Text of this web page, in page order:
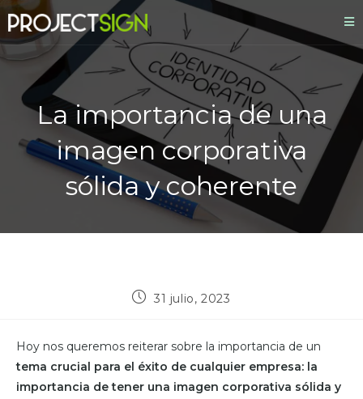
La importancia de una
imagen corporativa
sólida y coherente
31 julio, 2023
Hoy nos queremos reiterar sobre la importancia de un
tema crucial para el éxito de cualquier empresa: la
importancia de tener una imagen corporativa sólida y